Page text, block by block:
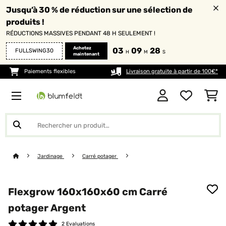
Jusqu’à 30 % de réduction sur une sélection de
produits !
RÉDUCTIONS MASSIVES PENDANT 48 H SEULEMENT !
FULLSWING30
Achetez
maintenant
03 H 09 M 28 S
Paiements flexibles Livraison gratuite à partir de 100€*
Jardinage Carré potager
Flexgrow 160x160x60 cm Carré
potager Argent
2 Evaluations